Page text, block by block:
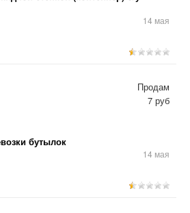
14 мая
бутылок
14 мая
Продам
7 руб